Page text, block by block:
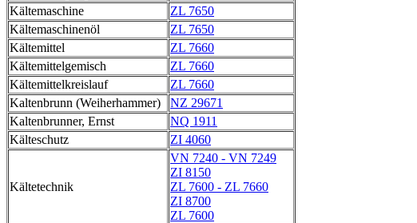
Kältemaschine
ZL 7650
Kältemaschinenöl
ZL 7650
Kältemittel
ZL 7660
Kältemittelgemisch
ZL 7660
Kältemittelkreislauf
ZL 7660
Kaltenbrunn (Weiherhammer)
NZ 29671
Kaltenbrunner, Ernst
NQ 1911
Kälteschutz
ZI 4060
Kältetechnik
VN 7240 - VN 7249
ZI 8150
ZL 7600 - ZL 7660
ZI 8700
ZL 7600